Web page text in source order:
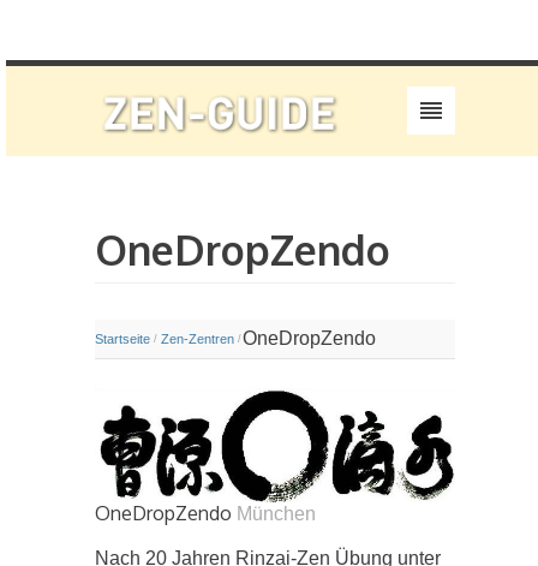
OneDropZendo
Startseite / Zen-Zentren /OneDropZendo
OneDropZendo München
Nach 20 Jahren Rinzai-Zen Übung unter